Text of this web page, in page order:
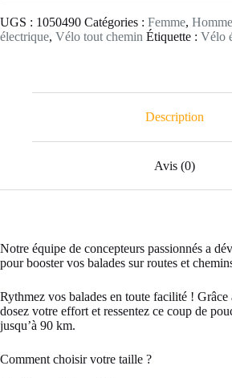
UGS : 1050490 Catégories : Femme, Homme
électrique, Vélo tout chemin Étiquette : Vélo
Description
Avis (0)
Notre équipe de concepteurs passionnés a
pour booster vos balades sur routes et
Rythmez vos balades en toute facilité ! Grâce
dosez votre effort et ressentez ce coup de
jusqu’à 90 km.
Comment choisir votre taille ?